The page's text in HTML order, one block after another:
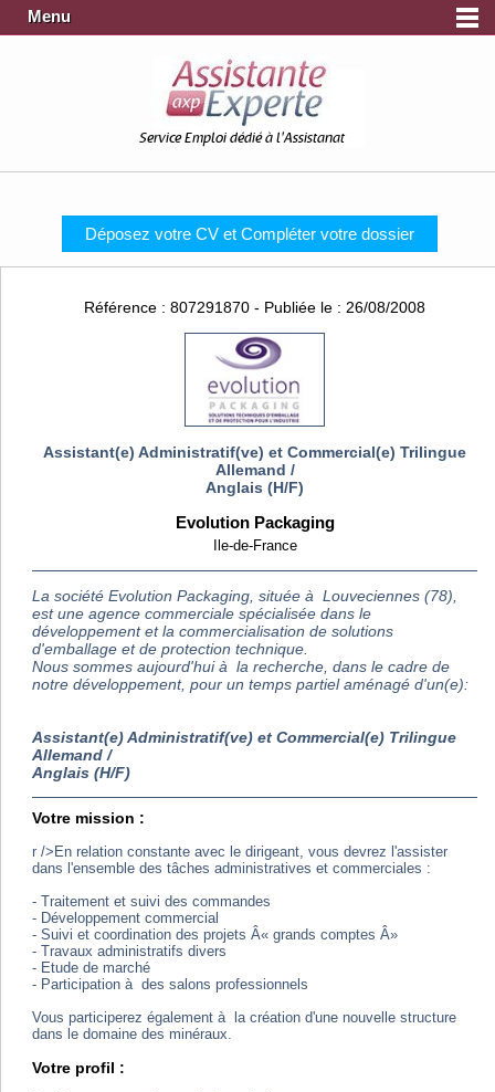
Menu
Service Emploi dédié à l'Assistanat
Déposez votre CV et Compléter votre dossier
Référence : 807291870 - Publiée le : 26/08/2008
Assistant(e) Administratif(ve) et Commercial(e) Trilingue
Allemand /
Anglais (H/F)
Evolution Packaging
Ile-de-France
La société Evolution Packaging, située à Louveciennes (78),
est une agence commerciale spécialisée dans le
développement et la commercialisation de solutions
d'emballage et de protection technique.
Nous sommes aujourd'hui à la recherche, dans le cadre de
notre développement, pour un temps partiel aménagé d'un(e):
Assistant(e) Administratif(ve) et Commercial(e) Trilingue
Allemand /
Anglais (H/F)
Votre mission :
r />En relation constante avec le dirigeant, vous devrez l'assister
dans l'ensemble des tâches administratives et commerciales :
- Traitement et suivi des commandes
- Développement commercial
- Suivi et coordination des projets Â« grands comptes Â»
- Travaux administratifs divers
- Etude de marché
- Participation à des salons professionnels
Vous participerez également à la création d'une nouvelle structure
dans le domaine des minéraux.
Votre profil :